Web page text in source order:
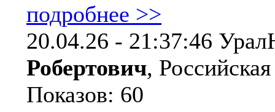
подробнее >>
20.04.26 - 21:37:46
Робертович,
Показов: 60